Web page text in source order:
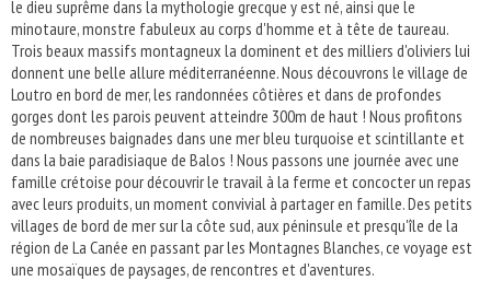
le dieu suprême dans la mythologie grecque y est né, ainsi que le
minotaure, monstre fabuleux au corps d'homme et à tête de taureau.
Trois beaux massifs montagneux la dominent et des milliers d'oliviers lui
donnent une belle allure méditerranéenne. Nous découvrons le village de
Loutro en bord de mer, les randonnées côtières et dans de profondes
gorges dont les parois peuvent atteindre 300m de haut ! Nous profitons
de nombreuses baignades dans une mer bleu turquoise et scintillante et
dans la baie paradisiaque de Balos ! Nous passons une journée avec une
famille crétoise pour découvrir le travail à la ferme et concocter un repas
avec leurs produits, un moment convivial à partager en famille. Des petits
villages de bord de mer sur la côte sud, aux péninsule et presqu'île de la
région de La Canée en passant par les Montagnes Blanches, ce voyage est
une mosaïques de paysages, de rencontres et d'aventures.